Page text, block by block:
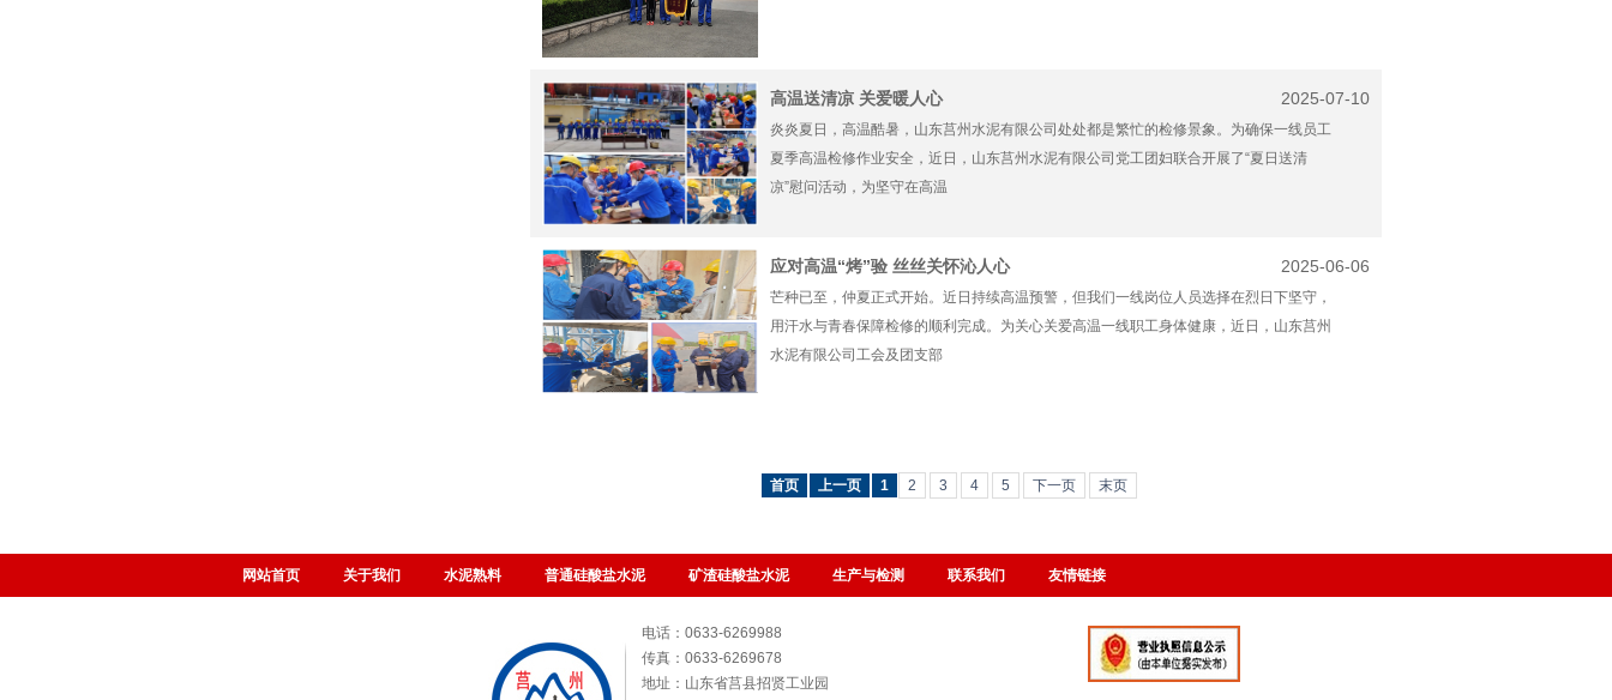
高温送清凉 关爱暖人心 2025-07-10
炎炎夏日，高温酷暑，山东莒州水泥有限公司处处都是繁忙的检修景象。为确保一线员工
夏季高温检修作业安全，近日，山东莒州水泥有限公司党工团妇联合开展了“夏日送清
凉”慰问活动，为坚守在高温
应对高温“烤”验 丝丝关怀沁人心 2025-06-06
芒种已至，仲夏正式开始。近日持续高温预警，但我们一线岗位人员选择在烈日下坚守，
用汗水与青春保障检修的顺利完成。为关心关爱高温一线职工身体健康，近日，山东莒州
水泥有限公司工会及团支部
首页 上一页 1 2 3 4 5 下一页 末页
网站首页 关于我们 水泥熟料 普通硅酸盐水泥 矿渣硅酸盐水泥 生产与检测 联系我们 友情链接
电话：0633-6269988
传真：0633-6269678
地址：山东省莒县招贤工业园